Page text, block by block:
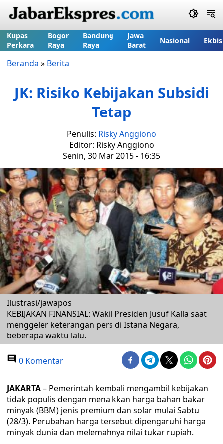
Kupas
Perkara
Bogor
Raya
Bandung
Raya
Jawa
Barat
Nasional Ekbis
Beranda » Berita
JK: Risiko Kebijakan Subsidi
Tetap
Penulis: Risky Anggiono
Editor: Risky Anggiono
Senin, 30 Mar 2015 - 16:35
Ilustrasi/jawapos
KEBIJAKAN FINANSIAL: Wakil Presiden Jusuf Kalla saat
menggeler keterangan pers di Istana Negara,
beberapa waktu lalu.
0 Komentar
JAKARTA– Pemerintah kembali mengambil kebijakan
tidak populis dengan menaikkan harga bahan bakar
minyak (BBM) jenis premium dan solar mulai Sabtu
(28/3). Perubahan harga tersebut dipengaruhi harga
minyak dunia dan melemahnya nilai tukar rupiah.